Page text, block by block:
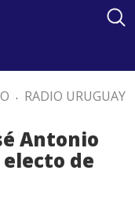
. RADIO URUGUAY
Antonio
de